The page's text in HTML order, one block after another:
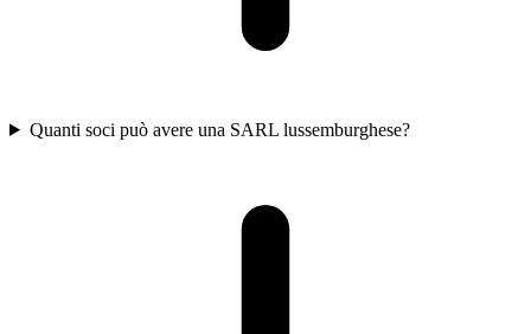
Quanti soci può avere una SARL lussemburghese?